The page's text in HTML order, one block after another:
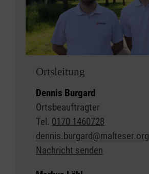
Ortsleitung
Dennis Burgard
Ortsbeauftragter
Tel. 0170 1460728
dennis.burgard@malteser.org
Nachricht senden